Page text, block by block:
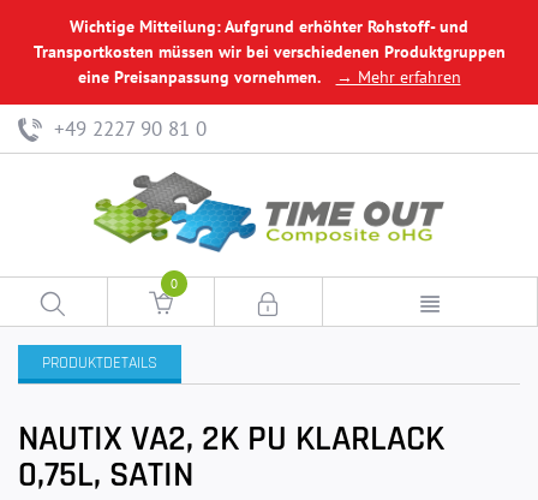
Wichtige Mitteilung: Aufgrund erhöhter Rohstoff- und
Transportkosten müssen wir bei verschiedenen Produktgruppen
eine Preisanpassung vornehmen.
→ Mehr erfahren
+49 2227 90 81 0
0
PRODUKTDETAILS
NAUTIX VA2, 2K PU KLARLACK
0,75L, SATIN